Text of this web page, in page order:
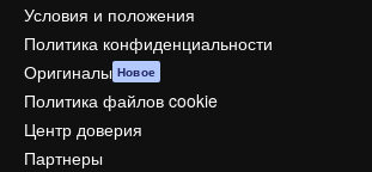
Условия и положения
Политика конфиденциальности
Оригиналы Новое
Политика файлов cookie
Центр доверия
Партнеры